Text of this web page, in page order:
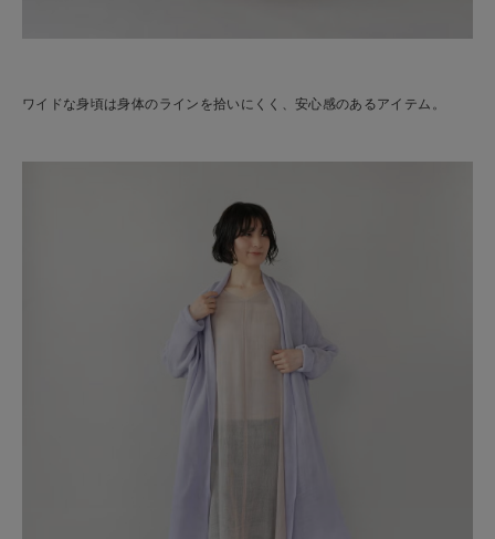
ワイドな身頃は身体のラインを拾いにくく、安心感のあるアイテム。